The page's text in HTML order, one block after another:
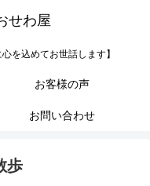
を込めてお世話します】
お客様の声
お問い合わせ
歩